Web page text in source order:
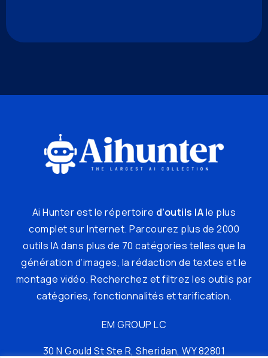
Ai Hunter est le répertoire d’outils IAle plus
complet sur Internet. Parcourez plus de 2000
outils IA dans plus de 70 catégories telles que la
génération d’images, la rédaction de textes et le
montage vidéo. Recherchez et filtrez les outils par
catégories, fonctionnalités et tarification.
EM GROUP LC
30 N Gould St Ste R, Sheridan, WY 82801